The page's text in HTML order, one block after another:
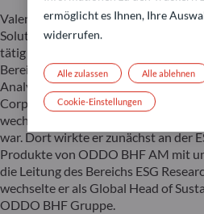
Valentin Pernet ist Global Head of
Solutions bei ODDO BHF AM. Er
tätig und hatte in dieser Zeit
Bereich Sustainable Finance inne. Er
Analyst im Sell-Side-Research-Team
Corporates and Markets, bevor er
wechselte und mehrere Jahre am
war. Dort wirkte er zunächst an der
Produkte von ODDO BHF AM mit
die Leitung des Bereichs ESG
wechselte er als Global Head of
ODDO BHF Gruppe.
ermöglicht es Ihnen, Ihre
widerrufen.
Alle ablehnen
Alle zulassen
Cookie-Einstellungen